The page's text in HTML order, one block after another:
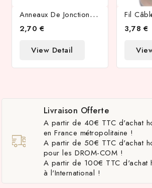
A
Nneaux De Jonction 5x06mm En Acier Inoxydable 304 Doré
2,70 €
View Detail
3,78 €
Livraison Offerte
A partir de 40€ TTC d'achat
en France métropolitaine !
A partir de 50€ TTC d'achat
pour les DROM-COM !
A partir de 100€ TTC d'achat
à l'International !